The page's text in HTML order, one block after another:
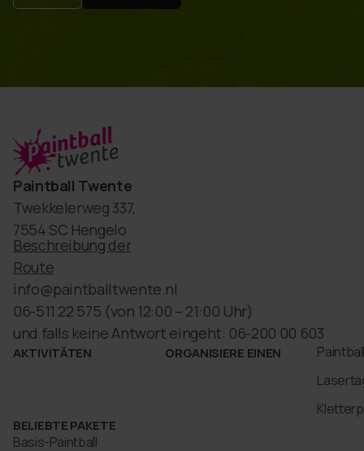
Paintball Twente
Twekkelerweg 337,
7554 SC Hengelo
Beschreibung der
Route
info@paintballtwente.nl
06-511 22 575 (von 12:00 – 21:00 Uhr)
und falls keine Antwort eingeht: 06-200 00 603
AKTIVITÄTEN ORGANISIERE EINEN
BELIEBTE PAKETE
Basis-Paintball